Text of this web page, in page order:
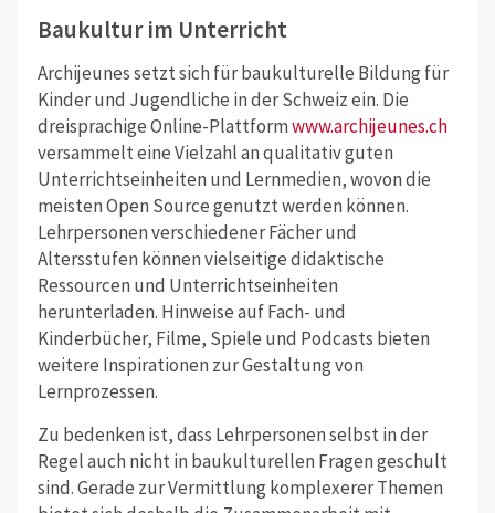
Baukultur im Unterricht
Archijeunes setzt sich für baukulturelle Bildung für
Kinder und Jugendliche in der Schweiz ein. Die
dreisprachige Online-Plattformwww.archijeunes.ch
ver­sammelt eine Vielzahl an qualitativ guten
Unterrichtseinheiten und Lernmedien, wovon die
meisten Open Source genutzt werden können.
Lehrpersonen verschiedener Fächer und
Altersstufen können vielseitige didaktische
Ressourcen und Unterrichts­einheiten
herunterladen. Hinweise auf Fach- und
Kinderbücher, Filme, Spiele und Podcasts bieten
weitere Inspirationen zur Gestaltung von
Lernprozessen.
Zu bedenken ist, dass Lehrpersonen selbst in der
Regel auch nicht in baukulturellen Fragen geschult
sind. Gerade zur Vermittlung komplexerer Themen